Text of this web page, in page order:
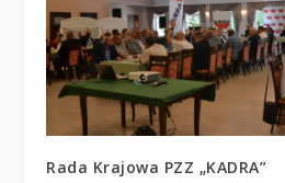
Rada Krajowa PZZ „KADRA”